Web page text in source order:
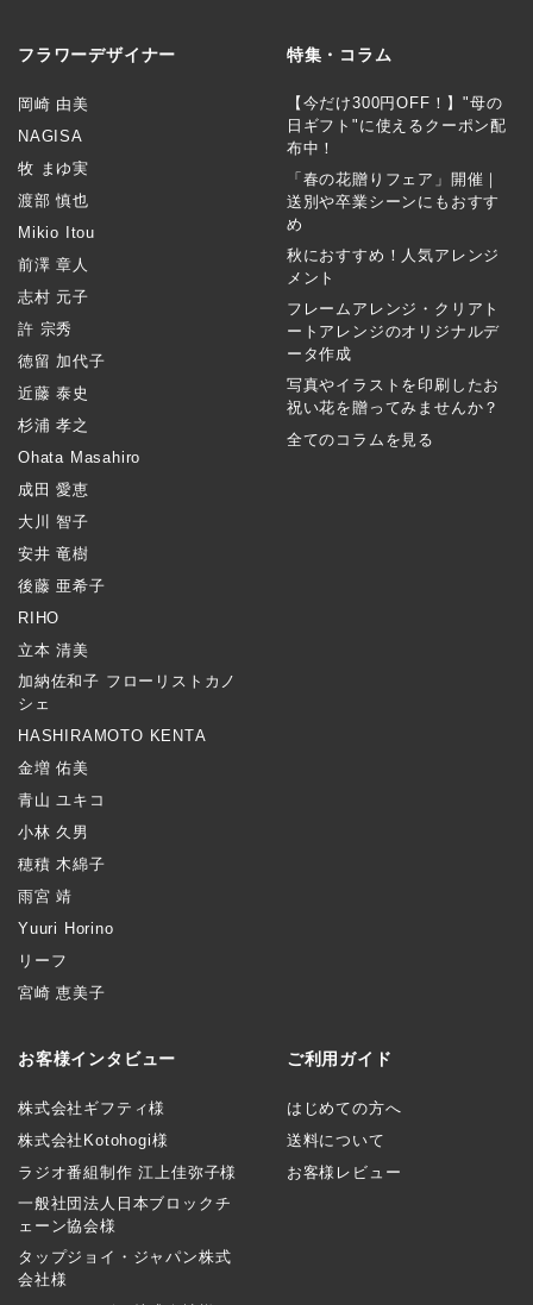
フラワーデザイナー
岡崎 由美
NAGISA
牧 まゆ実
渡部 慎也
Mikio Itou
前澤 章人
志村 元子
許 宗秀
徳留 加代子
近藤 泰史
杉浦 孝之
Ohata Masahiro
成田 愛恵
大川 智子
安井 竜樹
後藤 亜希子
RIHO
立本 清美
加納佐和子 フローリストカノ
シェ
HASHIRAMOTO KENTA
金増 佑美
青山 ユキコ
小林 久男
穂積 木綿子
雨宮 靖
Yuuri Horino
リーフ
宮崎 恵美子
特集・コラム
【今だけ300円OFF！】"母の
日ギフト"に使えるクーポン配
布中！
「春の花贈りフェア」開催｜
送別や卒業シーンにもおすす
め
秋におすすめ！人気アレンジ
メント
フレームアレンジ・クリアト
ートアレンジのオリジナルデ
ータ作成
写真やイラストを印刷したお
祝い花を贈ってみませんか？
全てのコラムを見る
お客様インタビュー
株式会社ギフティ様
株式会社Kotohogi様
ラジオ番組制作 江上佳弥子様
一般社団法人日本ブロックチ
ェーン協会様
タップジョイ・ジャパン株式
会社様
ご利用ガイド
はじめての方へ
送料について
お客様レビュー